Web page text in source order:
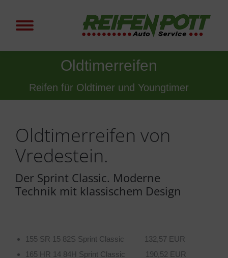
Oldtimerreifen
Reifen für Oldtimer und Youngtimer
Oldtimerreifen von
Vredestein.
Der Sprint Classic. Moderne
Technik mit klassischem Design
155 SR 15 82S Sprint Classic 132,57 EUR
165 HR 14 84H Sprint Classic 190,52 EUR